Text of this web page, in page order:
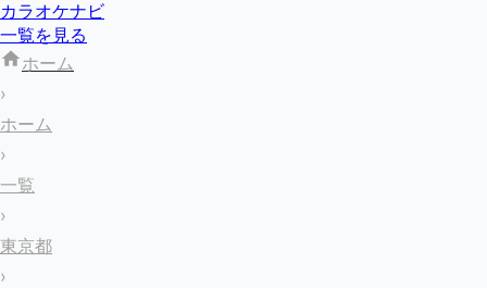
カラオケナビ
一覧を見る
ホーム
›
ホーム
›
一覧
›
東京都
›